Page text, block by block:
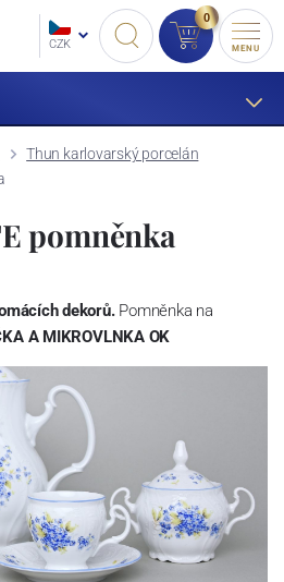
CZK
0
MENU
Thun karlovarský porcelán
pomněnka
dekorů.Pomněnka na
A MIKROVLNKA OK